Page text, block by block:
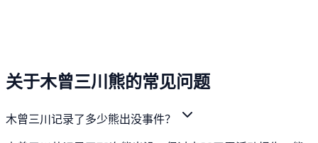
关于木曾三川熊的常见问题
木曾三川记录了多少熊出没事件？